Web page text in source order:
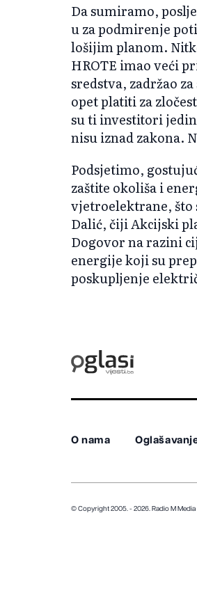
Da sumiramo,
u za podmirenje
lošijim planom.
HROTE imao veći
sredstva, zadržao
opet platiti za
su ti investitori
nisu iznad zakona.
Podsjetimo,
zaštite okoliša i
vjetroelektrane, što
Dalić, čiji Akcijski
Dogovor na razini
energije koji su
poskupljenje
O nama
© Copyright 2005. - 2026. Radio M